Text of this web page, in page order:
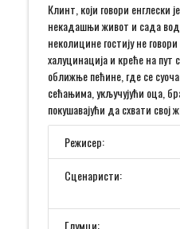
Клинт, који говори енглески
некадашњи живот и сада
неколицине гостију не
халуцинација и креће на пут
оближње пећине, где се
сећањима, укључујући оца,
покушавајући да схвати свој
Режисер:
Сценаристи: